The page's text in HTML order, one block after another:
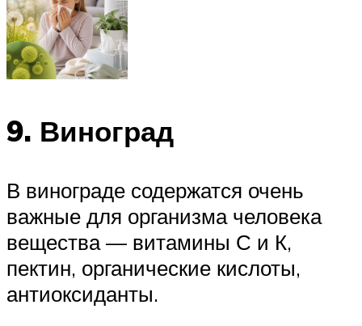
9. Виноград
В винограде содержатся очень
важные для организма человека
вещества — витамины С и К,
пектин, органические кислоты,
антиоксиданты.